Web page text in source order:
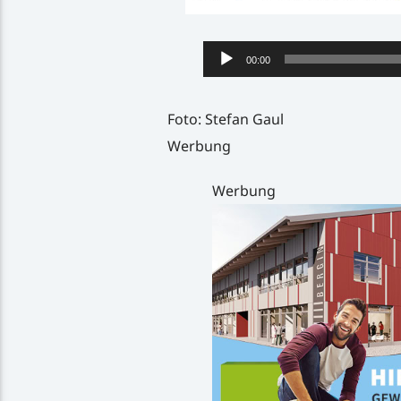
Audio-
Player
00:00
Foto: Stefan Gaul
Werbung
Werbung